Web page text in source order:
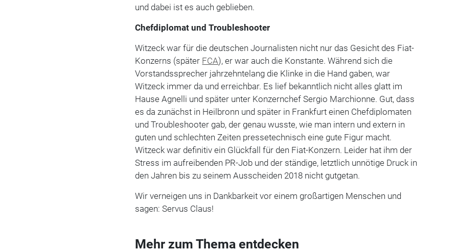
und dabei ist es auch geblieben.
Chefdiplomat und Troubleshooter
Witzeck war für die deutschen Journalisten nicht nur das Gesicht des Fiat-
Konzerns (später FCA), er war auch die Konstante. Während sich die
Vorstandssprecher jahrzehntelang die Klinke in die Hand gaben, war
Witzeck immer da und erreichbar. Es lief bekanntlich nicht alles glatt im
Hause Agnelli und später unter Konzernchef Sergio Marchionne. Gut, dass
es da zunächst in Heilbronn und später in Frankfurt einen Chefdiplomaten
und Troubleshooter gab, der genau wusste, wie man intern und extern in
guten und schlechten Zeiten pressetechnisch eine gute Figur macht.
Witzeck war definitiv ein Glückfall für den Fiat-Konzern. Leider hat ihm der
Stress im aufreibenden PR-Job und der ständige, letztlich unnötige Druck in
den Jahren bis zu seinem Ausscheiden 2018 nicht gutgetan.
Wir verneigen uns in Dankbarkeit vor einem großartigen Menschen und
sagen: Servus Claus!
Mehr zum Thema entdecken